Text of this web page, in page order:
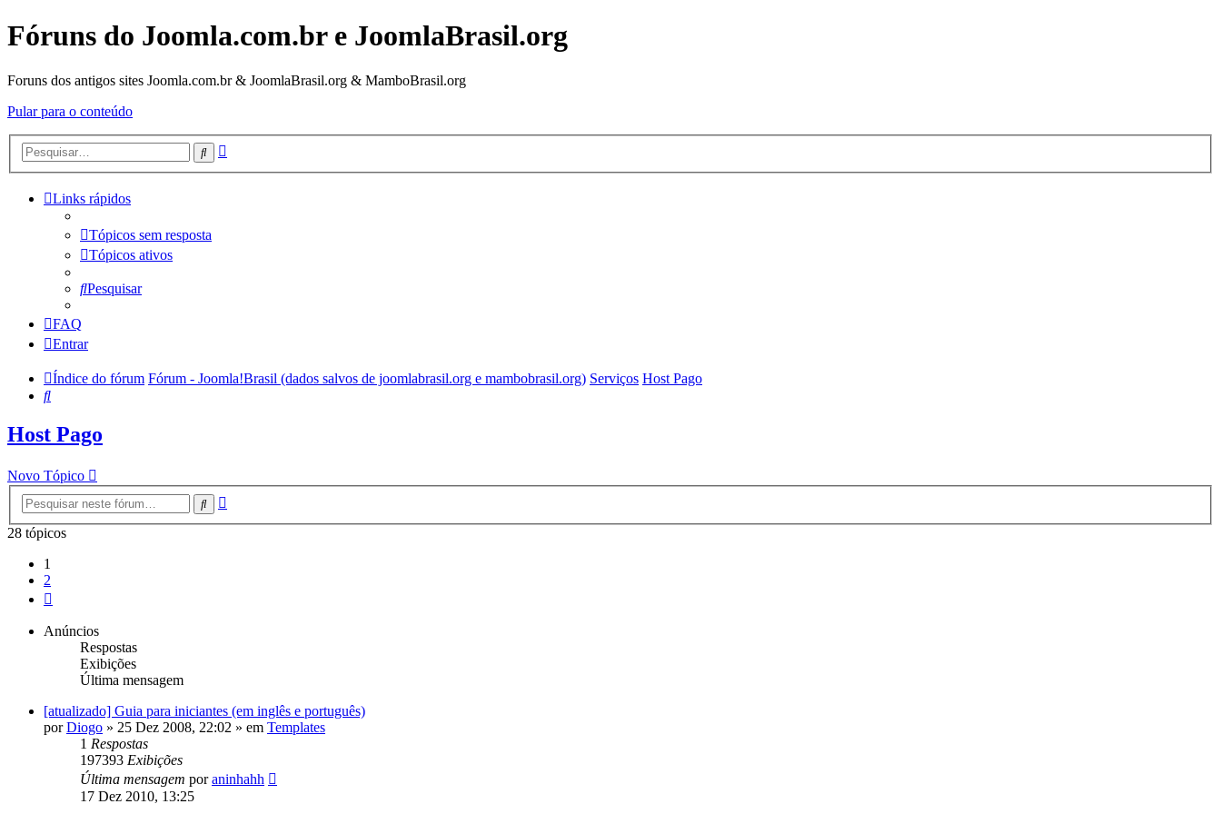
Fóruns do Joomla.com.br e JoomlaBrasil.org
Foruns dos antigos sites Joomla.com.br & JoomlaBrasil.org & MamboBrasil.org
Pular para o conteúdo
Pesquisar
Links rápidos
Tópicos sem resposta
Tópicos ativos
Pesquisar
FAQ
Entrar
Índice do fórum Fórum - Joomla!Brasil (dados salvos de joomlabrasil.org e mambobrasil.org) Serviços Host Pago
Pesquisar
Host Pago
Novo Tópico
Pesquisar
28 tópicos
1
2
Anúncios
Respostas
Exibições
Última mensagem
[atualizado] Guia para iniciantes (em inglês e português)
porDiogo » 25 Dez 2008, 22:02 » em Templates
1 Respostas
197393 Exibições
Última mensagem poraninhahh
17 Dez 2010, 13:25